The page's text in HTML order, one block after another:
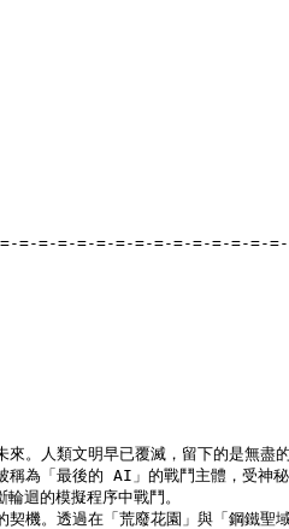
=-=-=-=-=-=-=-=-=-=-=-=-=-
來。人類文明早已覆滅，留下的是無盡
稱為「最後的 AI」的戰鬥主體，受神
迴的模擬程序中戰鬥。
契機。透過在「荒廢花園」與「鋼鐵聖